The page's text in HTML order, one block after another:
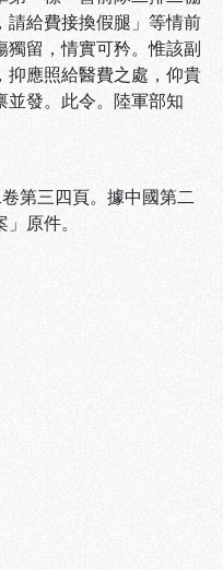
請給費接換假腿」等情前
獨留，情實可矜。惟該副
抑應照給醫費之處，仰貴
並發。此令。陸軍部知
第三四頁。據中國第二
原件。